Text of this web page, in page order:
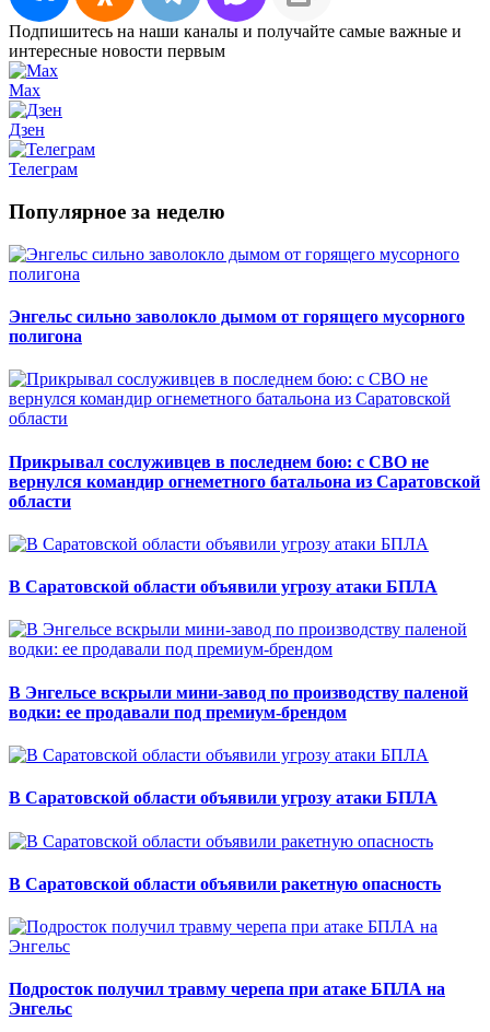
Подпишитесь на наши каналы и получайте самые важные и
интересные новости первым
Max
Дзен
Телеграм
Популярное за неделю
Энгельс сильно заволокло дымом от горящего мусорного
полигона
Прикрывал сослуживцев в последнем бою: с СВО не
вернулся командир огнеметного батальона из Саратовской
области
В Саратовской области объявили угрозу атаки БПЛА
В Энгельсе вскрыли мини-завод по производству паленой
водки: ее продавали под премиум-брендом
В Саратовской области объявили угрозу атаки БПЛА
В Саратовской области объявили ракетную опасность
Подросток получил травму черепа при атаке БПЛА на
Энгельс